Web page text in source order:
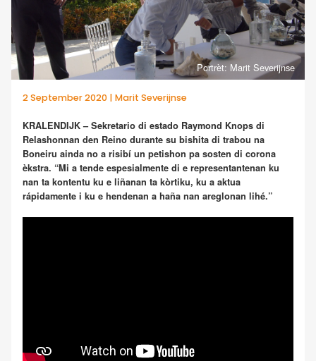
Portrèt: Marit Severijnse
2 September 2020 | Marit Severijnse
KRALENDIJK – Sekretario di estado Raymond Knops di
Relashonnan den Reino durante su bishita di trabou na
Boneiru ainda no a risibí un petishon pa sosten di corona
èkstra. “Mi a tende espesialmente di e representantenan ku
nan ta kontentu ku e liñanan ta kòrtiku, ku a aktua
rápidamente i ku e hendenan a haña nan areglonan lihé.”